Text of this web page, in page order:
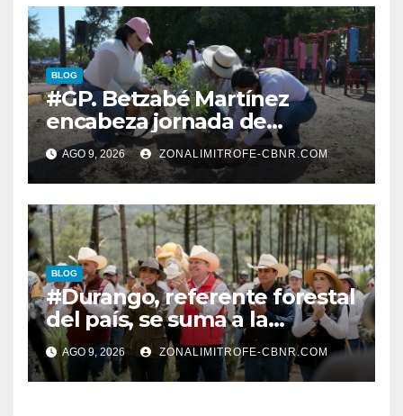
BLOG
#GP. Betzabé Martínez
encabeza jornada de
reforestación en el Parque 5
de Mayo*
AGO 9, 2026 ZONALIMITROFE-CBNR.COM
BLOG
#Durango, referente forestal
del país, se suma a la
Jornada Nacional de
Reforestación de la
Presidenta Claudia con la
AGO 9, 2026 ZONALIMITROFE-CBNR.COM